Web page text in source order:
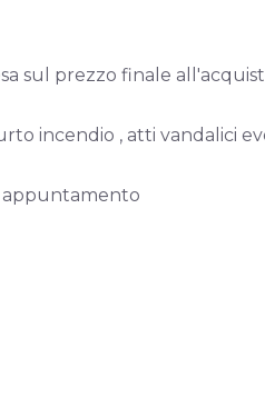
sul prezzo finale
incendio , atti vandalici
appuntamento